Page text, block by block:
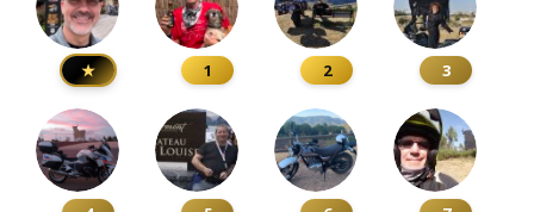
★ 1 2 3